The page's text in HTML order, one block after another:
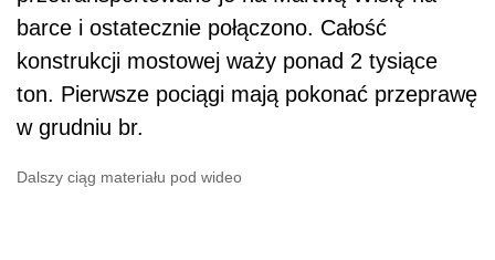
barce i ostatecznie połączono. Całość
konstrukcji mostowej waży ponad 2 tysiące
ton. Pierwsze pociągi mają pokonać przeprawę
w grudniu br.
Dalszy ciąg materiału pod wideo